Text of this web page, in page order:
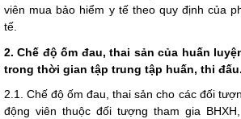
viên mua bảo hiểm y tế theo quy định của
tế.
2. Chế độ ốm đau, thai sản của huấn
trong thời gian tập trung tập huấn, thi đấu.
2.1. Chế độ ốm đau, thai sản cho các đối
động viên thuộc đối tượng tham gia